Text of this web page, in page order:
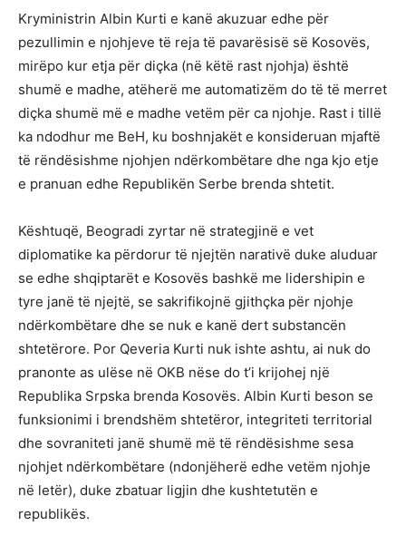
Kryministrin Albin Kurti e kanë akuzuar edhe për
pezullimin e njohjeve të reja të pavarësisë së Kosovës,
mirëpo kur etja për diçka (në këtë rast njohja) është
shumë e madhe, atëherë me automatizëm do të të merret
diçka shumë më e madhe vetëm për ca njohje. Rast i tillë
ka ndodhur me BeH, ku boshnjakët e konsideruan mjaftë
të rëndësishme njohjen ndërkombëtare dhe nga kjo etje
e pranuan edhe Republikën Serbe brenda shtetit.
Kështuqë, Beogradi zyrtar në strategjinë e vet
diplomatike ka përdorur të njejtën narativë duke aluduar
se edhe shqiptarët e Kosovës bashkë me lidershipin e
tyre janë të njejtë, se sakrifikojnë gjithçka për njohje
ndërkombëtare dhe se nuk e kanë dert substancën
shtetërore. Por Qeveria Kurti nuk ishte ashtu, ai nuk do
pranonte as ulëse në OKB nëse do t’i krijohej një
Republika Srpska brenda Kosovës. Albin Kurti beson se
funksionimi i brendshëm shtetëror, integriteti territorial
dhe sovraniteti janë shumë më të rëndësishme sesa
njohjet ndërkombëtare (ndonjëherë edhe vetëm njohje
në letër), duke zbatuar ligjin dhe kushtetutën e
republikës.